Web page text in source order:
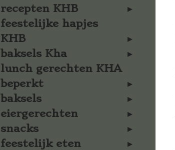
recepten KHB
feestelijke hapjes
KHB
baksels Kha
lunch gerechten KHA
beperkt
baksels
eiergerechten
snacks
feestelijk eten